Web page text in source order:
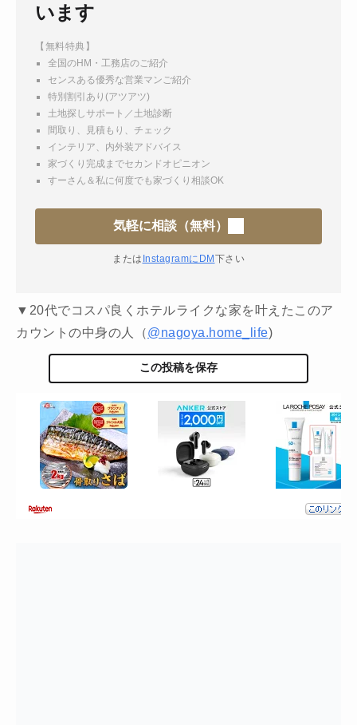
います
【無料特典】
全国のHM・工務店のご紹介
センスある優秀な営業マンご紹介
特別割引あり(アツアツ)
土地探しサポート／土地診断
間取り、見積もり、チェック
インテリア、内外装アドバイス
家づくり完成までセカンドオピニオン
すーさん＆私に何度でも家づくり相談OK
気軽に相談（無料）
または InstagramにDM 下さい
▼20代でコスパ良くホテルライクな家を叶えたこのア
カウントの中身の人（@nagoya.home_life)
この投稿を保存